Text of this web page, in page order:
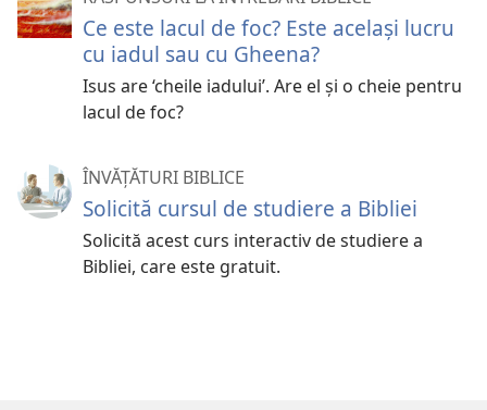
Ce este lacul de foc? Este același lucru
cu iadul sau cu Gheena?
Isus are ‘cheile iadului’. Are el și o cheie pentru
lacul de foc?
ÎNVĂȚĂTURI BIBLICE
Solicită cursul de studiere a Bibliei
Solicită acest curs interactiv de studiere a
Bibliei, care este gratuit.